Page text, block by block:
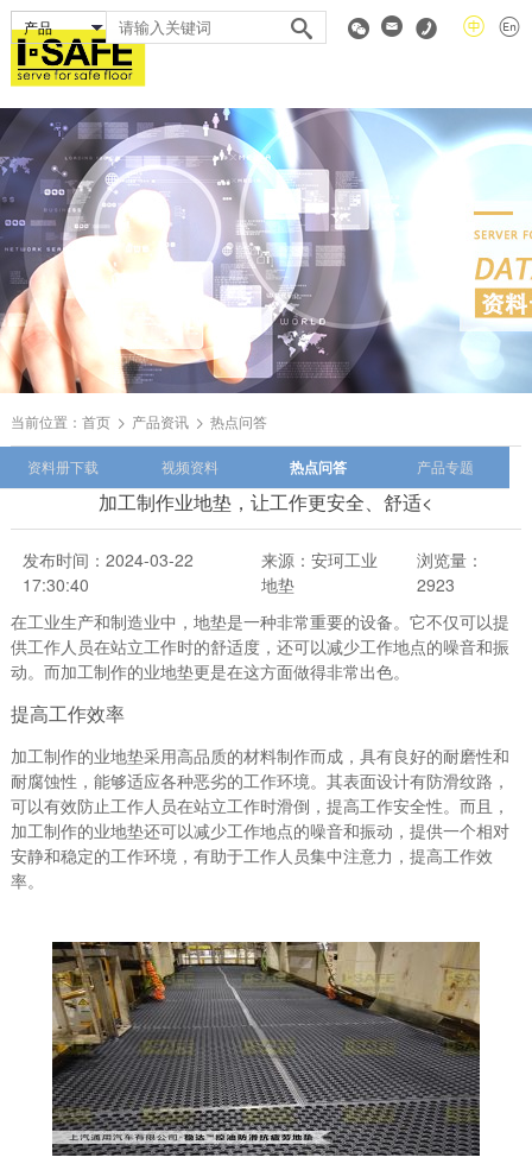
当前位置： 首页 产品资讯 热点问答
资料册下载 视频资料 热点问答 产品专题
加工制作业地垫，让工作更安全、舒适<
发布时间：2024-03-22
17:30:40
来源：安珂工业
地垫
浏览量：
2923
在工业生产和制造业中，地垫是一种非常重要的设备。它不仅可以提
供工作人员在站立工作时的舒适度，还可以减少工作地点的噪音和振
动。而加工制作的业地垫更是在这方面做得非常出色。
提高工作效率
加工制作的业地垫采用高品质的材料制作而成，具有良好的耐磨性和
耐腐蚀性，能够适应各种恶劣的工作环境。其表面设计有防滑纹路，
可以有效防止工作人员在站立工作时滑倒，提高工作安全性。而且，
加工制作的业地垫还可以减少工作地点的噪音和振动，提供一个相对
安静和稳定的工作环境，有助于工作人员集中注意力，提高工作效
率。